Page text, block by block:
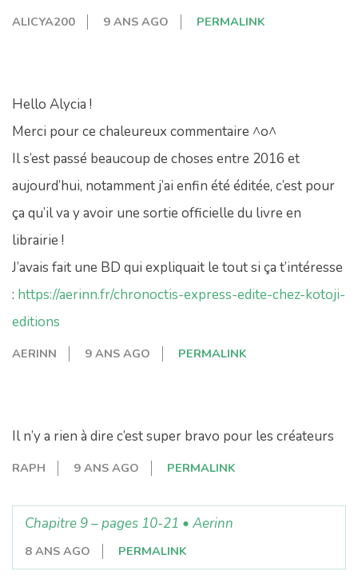
ALICYA200 9 ANS AGO PERMALINK
Hello Alycia !
Merci pour ce chaleureux commentaire ^o^
Il s’est passé beaucoup de choses entre 2016 et
aujourd’hui, notamment j’ai enfin été éditée, c’est pour
ça qu’il va y avoir une sortie officielle du livre en
librairie !
J’avais fait une BD qui expliquait le tout si ça t’intéresse
: https://aerinn.fr/chronoctis-express-edite-chez-kotoji-
editions
AERINN 9 ANS AGO PERMALINK
Il n’y a rien à dire c’est super bravo pour les créateurs
RAPH 9 ANS AGO PERMALINK
Chapitre 9 – pages 10-21 • Aerinn
8 ANS AGO PERMALINK